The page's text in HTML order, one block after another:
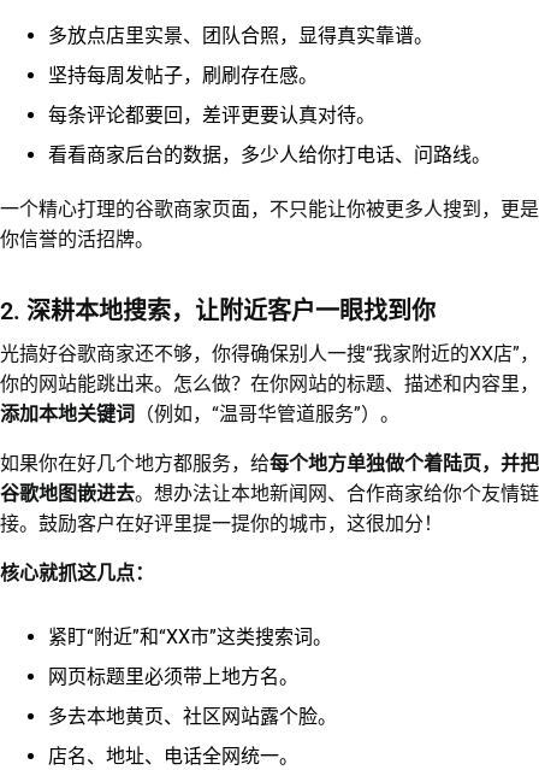
多放点店里实景、团队合照，显得真实靠谱。
坚持每周发帖子，刷刷存在感。
每条评论都要回，差评更要认真对待。
看看商家后台的数据，多少人给你打电话、问路线。
一个精心打理的谷歌商家页面，不只能让你被更多人搜到，更是
你信誉的活招牌。
2. 深耕本地搜索，让附近客户一眼找到你
光搞好谷歌商家还不够，你得确保别人一搜“我家附近的XX店”，
你的网站能跳出来。怎么做？在你网站的标题、描述和内容里，
添加本地关键词
（例如，“温哥华管道服务”）。
如果你在好几个地方都服务，给每个地方单独做个着陆页，并把
谷歌地图嵌进去。想办法让本地新闻网、合作商家给你个友情链
接。鼓励客户在好评里提一提你的城市，这很加分！
核心就抓这几点：
紧盯“附近”和“XX市”这类搜索词。
网页标题里必须带上地方名。
多去本地黄页、社区网站露个脸。
店名、地址、电话全网统一。